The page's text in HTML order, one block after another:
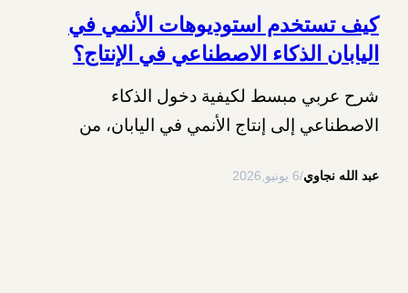
في ووردبريس، لكنك لا تعرف كيف تكتب الكود؟
في هذا الدليل من “كيف عربي”، سنشرح كيفية
كيف تستخدم استوديوهات الأنمي في
اليابان الذكاء الاصطناعي في الإنتاج؟
شرح عربي مبسط لكيفية دخول الذكاء
الاصطناعي إلى إنتاج الأنمي في اليابان، من
الفنانين.
عبد الله نجاوي/6 يونيو,2026